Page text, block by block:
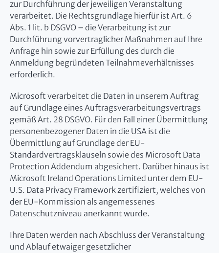
zur Durchführung der jeweiligen Veranstaltung
verarbeitet. Die Rechtsgrundlage hierfür ist Art. 6
Abs. 1 lit. b DSGVO – die Verarbeitung ist zur
Durchführung vorvertraglicher Maßnahmen auf Ihre
Anfrage hin sowie zur Erfüllung des durch die
Anmeldung begründeten Teilnahmeverhältnisses
erforderlich.
Microsoft verarbeitet die Daten in unserem Auftrag
auf Grundlage eines Auftragsverarbeitungsvertrags
gemäß Art. 28 DSGVO. Für den Fall einer Übermittlung
personenbezogener Daten in die USA ist die
Übermittlung auf Grundlage der EU-
Standardvertragsklauseln sowie des Microsoft Data
Protection Addendum abgesichert. Darüber hinaus ist
Microsoft Ireland Operations Limited unter dem EU-
U.S. Data Privacy Framework zertifiziert, welches von
der EU-Kommission als angemessenes
Datenschutzniveau anerkannt wurde.
Ihre Daten werden nach Abschluss der Veranstaltung
und Ablauf etwaiger gesetzlicher